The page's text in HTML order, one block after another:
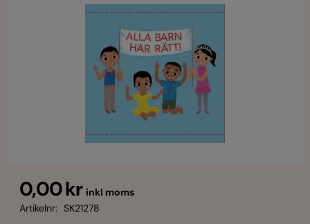
0,00 kr inkl moms
Artikelnr: SK21278